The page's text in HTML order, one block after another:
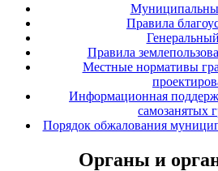
Правила
Правила
Местные нормативы
Информационная
самозанятых
Порядок обжалования
Органы и